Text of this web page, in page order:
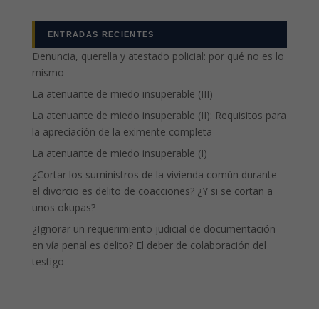
ENTRADAS RECIENTES
Denuncia, querella y atestado policial: por qué no es lo
mismo
La atenuante de miedo insuperable (III)
La atenuante de miedo insuperable (II): Requisitos para
la apreciación de la eximente completa
La atenuante de miedo insuperable (I)
¿Cortar los suministros de la vivienda común durante
el divorcio es delito de coacciones? ¿Y si se cortan a
unos okupas?
¿Ignorar un requerimiento judicial de documentación
en vía penal es delito? El deber de colaboración del
testigo